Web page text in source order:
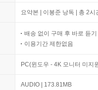
요약본 | 이봉준 낭독 | 총 2시
배송 없이 구매 후 바로 듣기
이용기간 제한없음
PC(윈도우 - 4K 모니터 미지
AUDIO | 173.81MB